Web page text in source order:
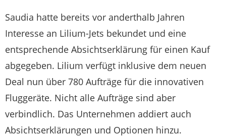
Saudia hatte bereits vor anderthalb Jahren
Interesse an Lilium-Jets bekundet und eine
entsprechende Absichtserklärung für einen Kauf
abgegeben. Lilium verfügt inklusive dem neuen
Deal nun über 780 Aufträge für die innovativen
Fluggeräte. Nicht alle Aufträge sind aber
verbindlich. Das Unternehmen addiert auch
Absichtserklärungen und Optionen hinzu.